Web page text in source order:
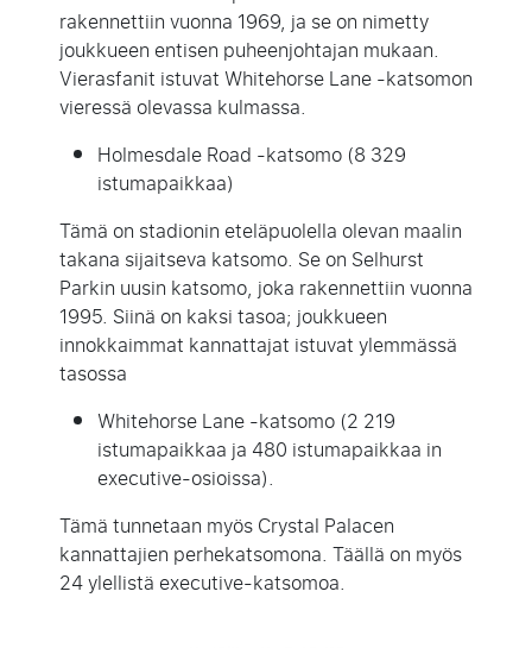
rakennettiin vuonna 1969, ja se on nimetty
joukkueen entisen puheenjohtajan mukaan.
Vierasfanit istuvat Whitehorse Lane -katsomon
vieressä olevassa kulmassa.
Holmesdale Road -katsomo (8 329
istumapaikkaa)
Tämä on stadionin eteläpuolella olevan maalin
takana sijaitseva katsomo. Se on Selhurst
Parkin uusin katsomo, joka rakennettiin vuonna
1995. Siinä on kaksi tasoa; joukkueen
innokkaimmat kannattajat istuvat ylemmässä
tasossa
Whitehorse Lane -katsomo (2 219
istumapaikkaa ja 480 istumapaikkaa in
executive-osioissa).
Tämä tunnetaan myös Crystal Palacen
kannattajien perhekatsomona. Täällä on myös
24 ylellistä executive-katsomoa.